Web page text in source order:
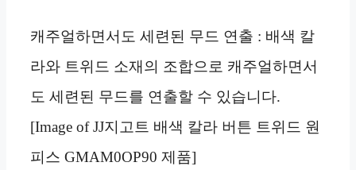
캐주얼하면서도 세련된 무드 연출 : 배색 칼
라와 트위드 소재의 조합으로 캐주얼하면서
도 세련된 무드를 연출할 수 있습니다.
[Image of JJ지고트 배색 칼라 버튼 트위드 원
피스 GMAM0OP90 제품]